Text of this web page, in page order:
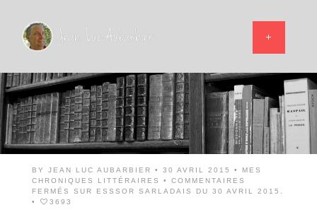
BY JEAN LUC AUBARBIER • 30 AVRIL 2015 •
MES
CHRONIQUES LITTÉRAIRES
• COMMENTAIRES
FERMÉS
SUR ESSSOR SARLADAIS DU 30 AVRIL 2015.
•
3693